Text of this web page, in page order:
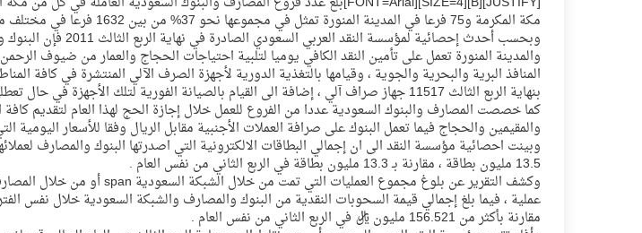
كأس العالم للرياضات الإلكترونية شاهد على ريادة المملكة والنهضة الشاملة فيها
المنتخب السعودي ينافس (64) دولة في أولمبياد الفلك والفيزياء الفلكية الدولي بالهند
كأس العالم للرياضات الإلكترونية: فريق Karmine Corp الفرنسي بطلًا لبطولة Rocket League
مكة المكرمة و75 فرعا في المدينة المنورة تمثل في مجموعها نحو 37% من بين 1632 فرعا في مختلف مناطق ومحافظات ومدن المملكة.
وبحسب أحدث إحصائية لمؤسسة
والمدينة المنورة تعمل على تأمين النقد الكافي يوميا لتلبية احتياجات الحجاج والعمار من ضيوف
المنافذ البرية والبحرية والجوية ، وقيامها بالتغذية الدورية لأجهزة الصرف الآلي المنتشرة في كافة
بنهاية الربع الثالث 11517 جهاز صراف آلي ، إضافة الى القيام بالصيانة الفورية لتلك الأجهزة في حال تعطلها.
كما خصصت المصارف والبنوك السعودية عددا من الفروع للعمل خلال إجازة الحج لهذا العام لتقديم
والمقيمين والحجاج فيما تعمل البنوك على صرافة العملات الأجنبية مقابل الريال وفقا للأسعار اليومية
وبينت احصائية مؤسسة النقد الى ان إجمالي البطاقات الالكترونية التي اصدرتها البنوك والمصارف
13.5 مليون بطاقة ، مقارنة بـ 13.3 مليون بطاقة في الربع الثاني من نفس العام .
مقارنة بأكثر من 156.521 مليون ريال في الربع الثاني من نفس العام .